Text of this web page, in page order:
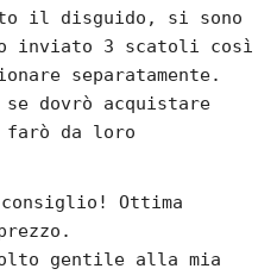
il disguido, si sono
inviato 3 scatoli così
separatamente.
dovrò acquistare
farò da loro
Ottima
gentile alla mia